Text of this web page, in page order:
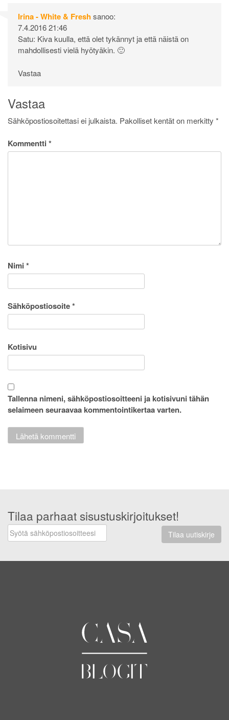
Irina - White & Freshsanoo:
7.4.2016 21:46
Satu: Kiva kuulla, että olet tykännyt ja että näistä on
mahdollisesti vielä hyötyäkin. 🙂
Vastaa
Vastaa
Sähköpostiosoitettasi ei julkaista. Pakolliset kentät on merkitty *
Kommentti *
Nimi *
Sähköpostiosoite*
Kotisivu
Tallenna nimeni, sähköpostiosoitteeni ja kotisivuni tähän
selaimeen seuraavaa kommentointikertaa varten.
Tilaa parhaat sisustuskirjoitukset!
Tilaa uutiskirje